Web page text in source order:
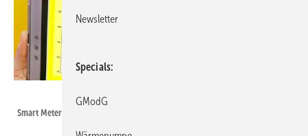
Smart Metering
Newsletter
Specials
GModG